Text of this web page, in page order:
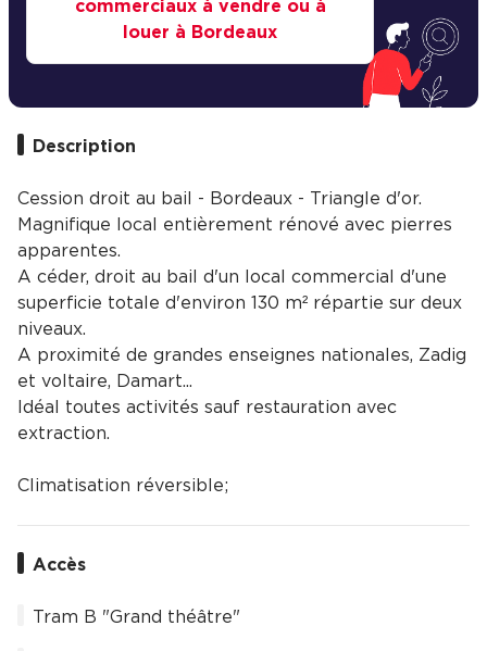
commerciaux à vendre ou à
louer à Bordeaux
Description
Cession droit au bail - Bordeaux - Triangle d'or.
Magnifique local entièrement rénové avec pierres
apparentes.
A céder, droit au bail d'un local commercial d'une
superficie totale d'environ 130 m² répartie sur deux
niveaux.
A proximité de grandes enseignes nationales, Zadig
et voltaire, Damart...
Idéal toutes activités sauf restauration avec
extraction.
Climatisation réversible;
Accès
Tram B "Grand théâtre"